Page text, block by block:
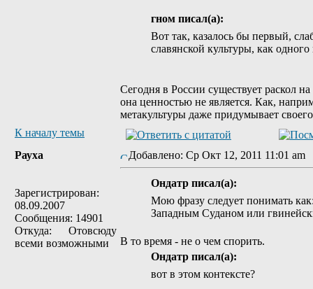
гном писал(а):
Вот так, казалось бы первый,
славянской культуры, как
Сегодня в России существует раскол
она ценностью не является. Как,
метакультуры даже придумывает
К началу темы
Рауха
Зарегистрирован:
08.09.2007
Сообщения: 14901
Откуда: Отовсюду
всеми возможными
Добавлено: Ср Окт 12, 2011 11:01 am
Ондатр писал(а):
Мою фразу следует понимать
Западным Суданом или
В то время - не о чем спорить.
Ондатр писал(а):
вот в этом контексте?